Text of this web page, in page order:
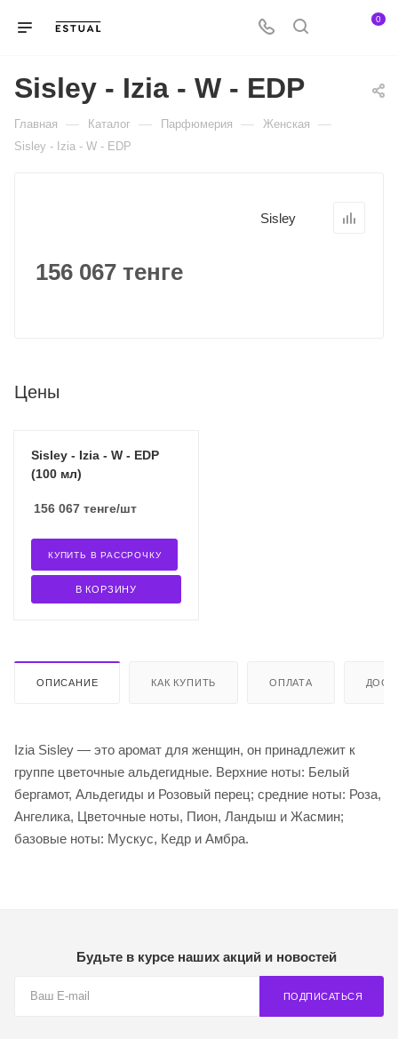
0
Sisley - Izia - W - EDP
Главная — Каталог — Парфюмерия — Женская —
Sisley - Izia - W - EDP
Sisley
156 067 тенге
Цены
Sisley - Izia - W - EDP
(100 мл)
156 067 тенге/шт
В КОРЗИНУ
КУПИТЬ В РАССРОЧКУ
ОПИСАНИЕ КАК КУПИТЬ ОПЛАТА
Izia Sisley — это аромат для женщин, он принадлежит к
группе цветочные альдегидные. Верхние ноты: Белый
бергамот, Альдегиды и Розовый перец; средние ноты: Роза,
Ангелика, Цветочные ноты, Пион, Ландыш и Жасмин;
базовые ноты: Мускус, Кедр и Амбра.
Будьте в курсе наших акций и новостей
ПОДПИСАТЬСЯ